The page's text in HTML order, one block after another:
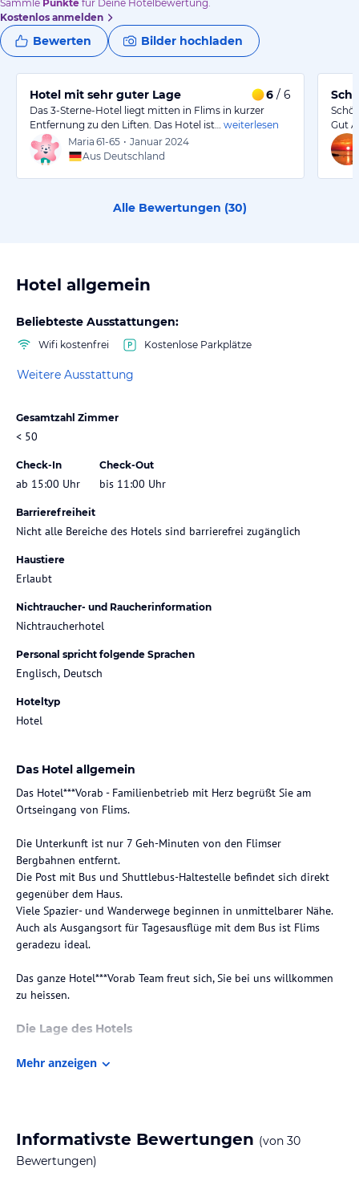
Sammle Punkte für Deine Hotelbewertung.
Kostenlos anmelden
Bewerten Bilder hochladen
Hotel mit sehr guter Lage 6 / 6
Das 3-Sterne-Hotel liegt mitten in Flims in kurzer
Entfernung zu den Liften. Das Hotel ist…
weiterlesen
Maria 61-65 • Januar 2024
Aus Deutschland
Gut
Alle Bewertungen (30)
Hotel allgemein
Beliebteste Ausstattungen:
Wifi kostenfrei Kostenlose Parkplätze
Weitere Ausstattung
Gesamtzahl Zimmer
< 50
Check-In
ab 15:00 Uhr
Check-Out
bis 11:00 Uhr
Barrierefreiheit
Nicht alle Bereiche des Hotels sind barrierefrei zugänglich
Haustiere
Erlaubt
Nichtraucher- und Raucherinformation
Nichtraucherhotel
Personal spricht folgende Sprachen
Englisch, Deutsch
Hoteltyp
Hotel
Das Hotel allgemein
Das Hotel***Vorab - Familienbetrieb mit Herz begrüßt Sie am
Ortseingang von Flims.
Die Unterkunft ist nur 7 Geh-Minuten von den Flimser
Bergbahnen entfernt.
Die Post mit Bus und Shuttlebus-Haltestelle befindet sich direkt
gegenüber dem Haus.
Viele Spazier- und Wanderwege beginnen in unmittelbarer Nähe.
Auch als Ausgangsort für Tagesausflüge mit dem Bus ist Flims
geradezu ideal.
Das ganze Hotel***Vorab Team freut sich, Sie bei uns willkommen
zu heissen.
Die Lage des Hotels
Bergbahnen entfernt.
Auch als Ausgangsort für Tagesausflüge mit dem Bus ist Flims
geradezu ideal.
Mehr anzeigen
Informativste Bewertungen (von 30
Bewertungen)